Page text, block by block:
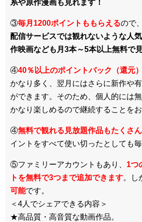
系や原作漫画も見れます！
③毎月1200ポイントももらえるので、
配信サービスでは観れないような人
作映画なども月3本～5本以上無料で
④40％以上のポイントバック（還元）
かなり多く、翌月にはさらに新作や
ができます。そのため、個人的には
かなり楽しめるので継続することを
④無料で観れる見放題作品もたくさ
イントをすべて使い切ったとしても毎
⑤ファミリーアカウントもあり、 1つ
トを無料で3つまで追加できます。し
可能です。
＜4人でシェアできる内容＞
★高品質・高音質な動画作品。